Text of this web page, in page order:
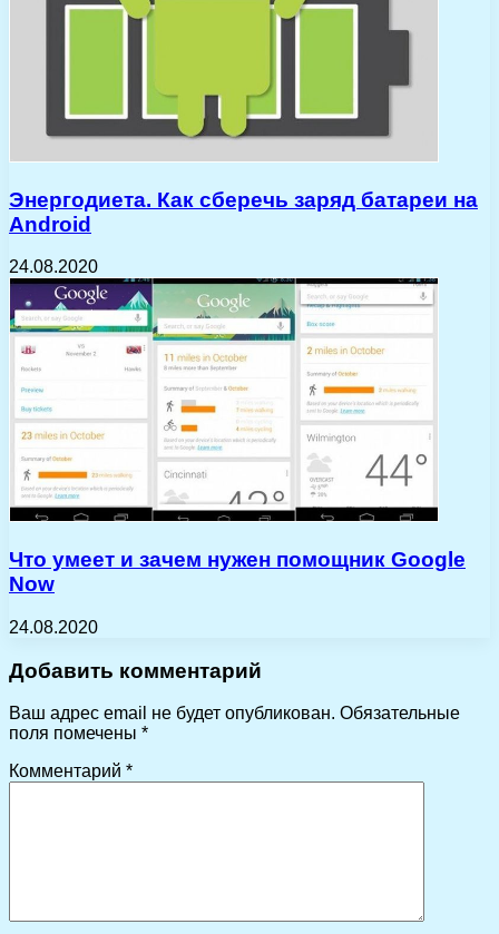
Энергодиета. Как сберечь заряд батареи на
Android
24.08.2020
Что умеет и зачем нужен помощник Google
Now
24.08.2020
Добавить комментарий
Ваш адрес email не будет опубликован. Обязательные
поля помечены *
Комментарий *